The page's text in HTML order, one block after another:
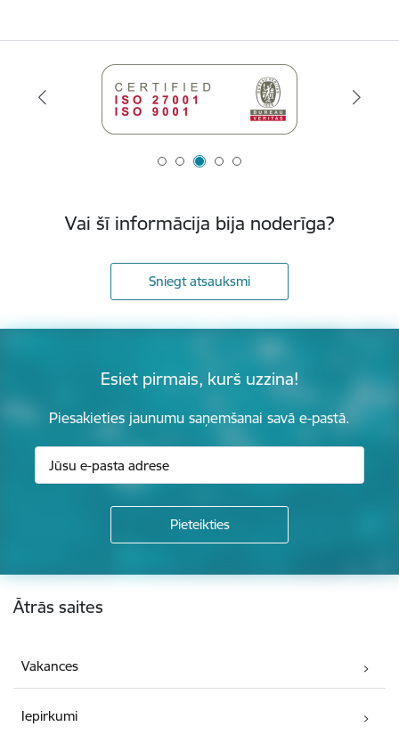
Vai šī informācija bija noderīga?
Sniegt atsauksmi
Esiet pirmais, kurš uzzina!
Piesakieties jaunumu saņemšanai savā e-pastā.
Kājene
Ātrās saites
Vakances
Iepirkumi